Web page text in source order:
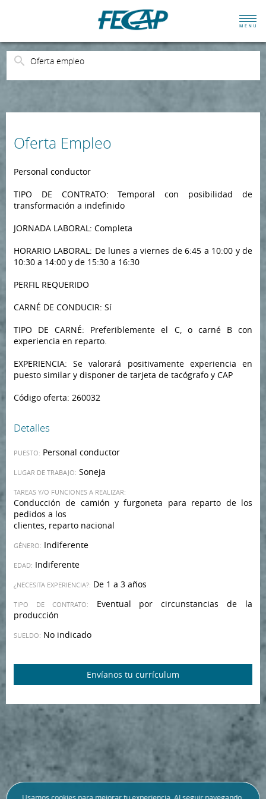
Oferta empleo
Oferta Empleo
Personal conductor
TIPO DE CONTRATO: Temporal con posibilidad de
transformación a indefinido
JORNADA LABORAL: Completa
HORARIO LABORAL: De lunes a viernes de 6:45 a 10:00 y de
10:30 a 14:00 y de 15:30 a 16:30
PERFIL REQUERIDO
CARNÉ DE CONDUCIR: Sí
TIPO DE CARNÉ: Preferiblemente el C, o carné B con
experiencia en reparto.
EXPERIENCIA: Se valorará positivamente experiencia en
puesto similar y disponer de tarjeta de tacógrafo y CAP
Código oferta: 260032
Detalles
PUESTO: Personal conductor
LUGAR DE TRABAJO: Soneja
TAREAS Y/O FUNCIONES A REALIZAR:
Conducción de camión y furgoneta para reparto de los
pedidos a los
clientes, reparto nacional
GÉNERO: Indiferente
EDAD: Indiferente
¿NECESITA EXPERIENCIA?: De 1 a 3 años
TIPO DE CONTRATO:
Eventual por circunstancias de la
producción
SUELDO: No indicado
Envíanos tu currículum